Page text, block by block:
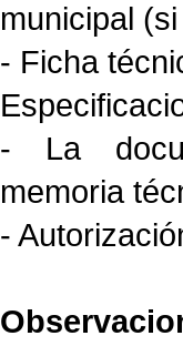
municipal
- Ficha
- La
memoria
-